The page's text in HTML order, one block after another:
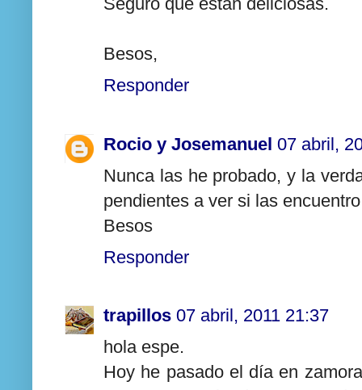
Besos,
Responder
Rocio y Josemanuel 07 abril,
Nunca las he probado, y la
pendientes a ver si las
Besos
Responder
trapillos 07 abril, 2011 21:37
hola espe.
Hoy he pasado el día en